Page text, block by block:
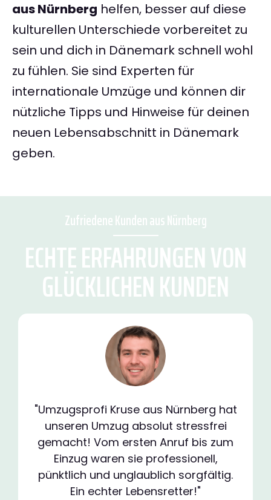
aus Nürnberg helfen, besser auf diese
kulturellen Unterschiede vorbereitet zu
sein und dich in Dänemark schnell wohl
zu fühlen. Sie sind Experten für
internationale Umzüge und können dir
nützliche Tipps und Hinweise für deinen
neuen Lebensabschnitt in Dänemark
geben.
Zufriedene Kunden aus Nürnberg
ECHTE ERFAHRUNGEN VON
GLÜCKLICHEN KUNDEN
"Umzugsprofi Kruse aus Nürnberg hat
unseren Umzug absolut stressfrei
gemacht! Vom ersten Anruf bis zum
Einzug waren sie professionell,
pünktlich und unglaublich sorgfältig.
Ein echter Lebensretter!"